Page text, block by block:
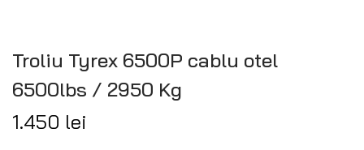
Troliu Tyrex 6500P cablu otel
6500lbs / 2950 Kg
1.450 lei